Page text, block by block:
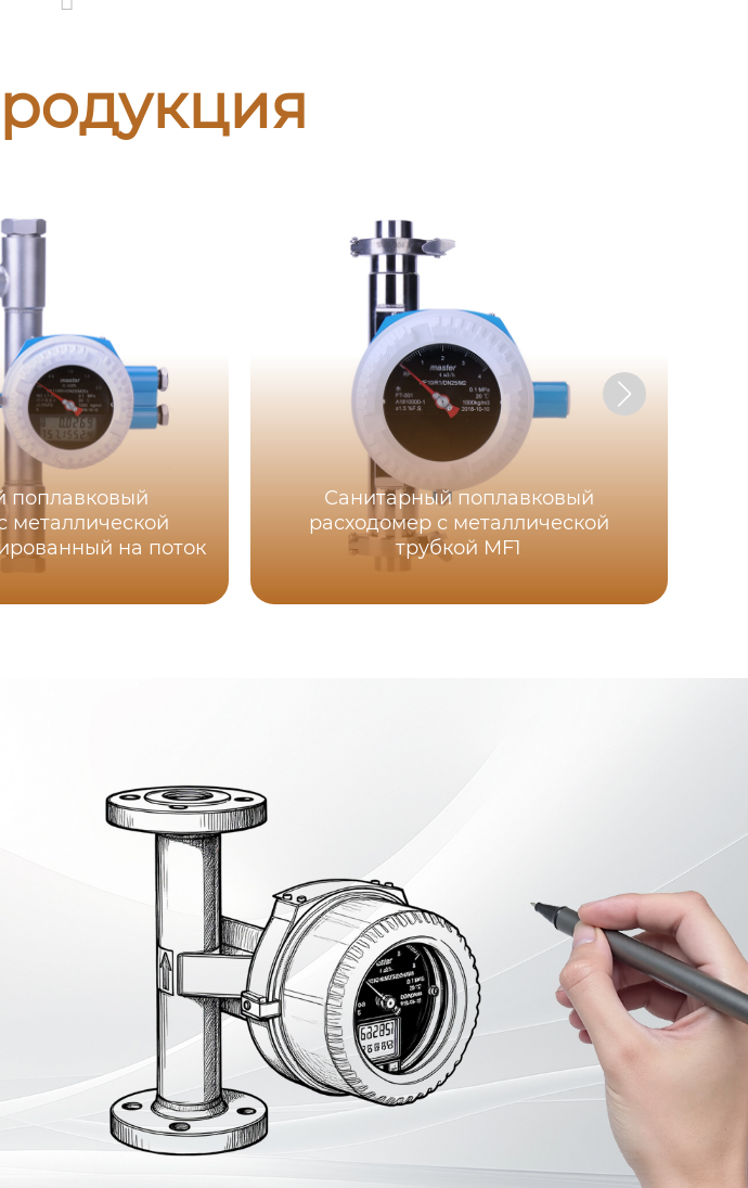
поплавковый
металлической
на поток
Санитарный поплавковый
расходомер с металлической
трубкой MF1